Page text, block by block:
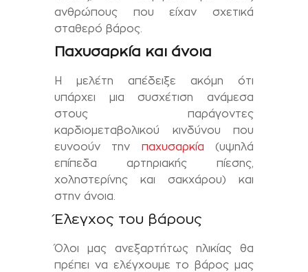
ανθρώπους που είχαν σχετικά
σταθερό βάρος.
Παχυσαρκία και άνοια
Η μελέτη απέδειξε ακόμη ότι
υπάρχει μια συσχέτιση ανάμεσα
στους παράγοντες
καρδιομεταβολικού κινδύνου που
ευνοούν την παχυσαρκία (υψηλά
επίπεδα αρτηριακής πίεσης,
χοληστερίνης και σακχάρου) και
στην άνοια.
Έλεγχος του βάρους
Όλοι μας ανεξαρτήτως ηλικίας θα
πρέπει να ελέγχουμε το βάρος μας